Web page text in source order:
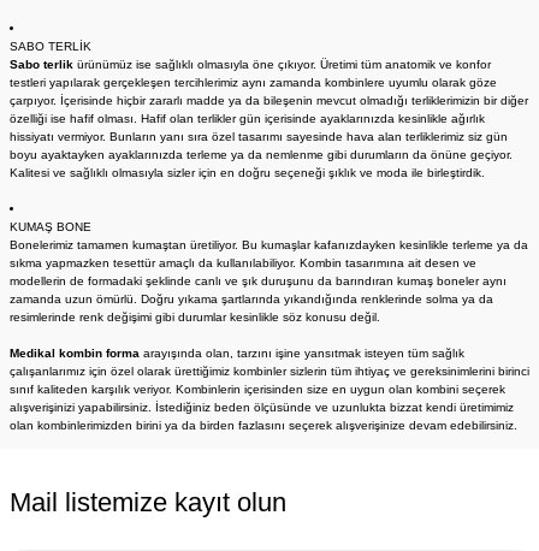
SABO TERLİK
Sabo terlik ürünümüz ise sağlıklı olmasıyla öne çıkıyor. Üretimi tüm anatomik ve konfor
testleri yapılarak gerçekleşen tercihlerimiz aynı zamanda kombinlere uyumlu olarak göze
çarpıyor. İçerisinde hiçbir zararlı madde ya da bileşenin mevcut olmadığı terliklerimizin bir diğer
özelliği ise hafif olması. Hafif olan terlikler gün içerisinde ayaklarınızda kesinlikle ağırlık
hissiyatı vermiyor. Bunların yanı sıra özel tasarımı sayesinde hava alan terliklerimiz siz gün
boyu ayaktayken ayaklarınızda terleme ya da nemlenme gibi durumların da önüne geçiyor.
Kalitesi ve sağlıklı olmasıyla sizler için en doğru seçeneği şıklık ve moda ile birleştirdik.
KUMAŞ BONE
Bonelerimiz tamamen kumaştan üretiliyor. Bu kumaşlar kafanızdayken kesinlikle terleme ya da
sıkma yapmazken tesettür amaçlı da kullanılabiliyor. Kombin tasarımına ait desen ve
modellerin de formadaki şeklinde canlı ve şık duruşunu da barındıran kumaş boneler aynı
zamanda uzun ömürlü. Doğru yıkama şartlarında yıkandığında renklerinde solma ya da
resimlerinde renk değişimi gibi durumlar kesinlikle söz konusu değil.
Medikal kombin forma arayışında olan, tarzını işine yansıtmak isteyen tüm sağlık
çalışanlarımız için özel olarak ürettiğimiz kombinler sizlerin tüm ihtiyaç ve gereksinimlerini birinci
sınıf kaliteden karşılık veriyor. Kombinlerin içerisinden size en uygun olan kombini seçerek
alışverişinizi yapabilirsiniz. İstediğiniz beden ölçüsünde ve uzunlukta bizzat kendi üretimimiz
olan kombinlerimizden birini ya da birden fazlasını seçerek alışverişinize devam edebilirsiniz.
Mail listemize kayıt olun